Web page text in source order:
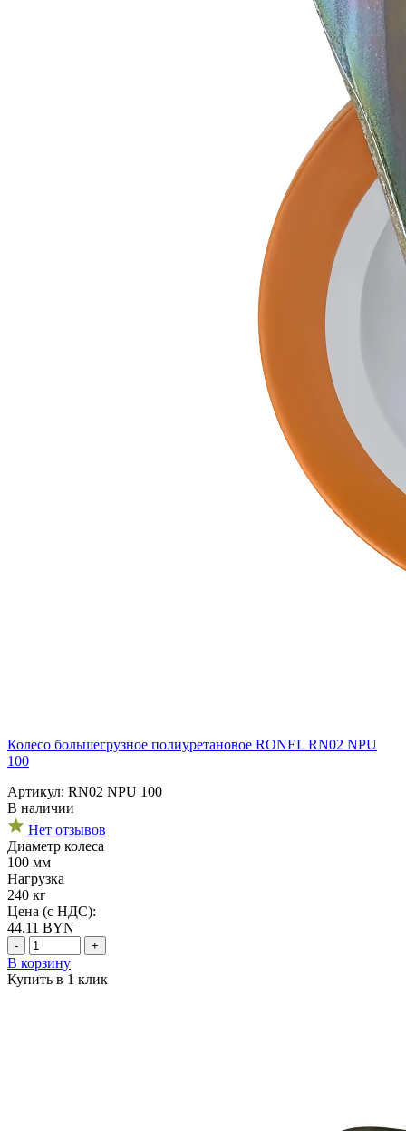
Колесо большегрузное полиуретановое RONEL RN02 NPU
100
Артикул: RN02 NPU 100
В наличии
Нет отзывов
Диаметр колеса
100 мм
Нагрузка
240 кг
Цена (с НДС):
44.11 BYN
- +
В корзину
Купить в 1 клик